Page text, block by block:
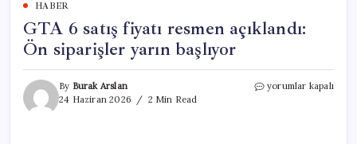
HABER
GTA 6 satış fiyatı resmen açıklandı:
Ön siparişler yarın başlıyor
By Burak Arslan
24 Haziran 2026
2 Min Read
GTA
yorumlar kapalı